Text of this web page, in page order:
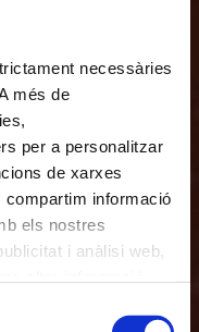
necessàries
més de
per a personalitzar
de xarxes
informació
els nostres
i anàlisi web,